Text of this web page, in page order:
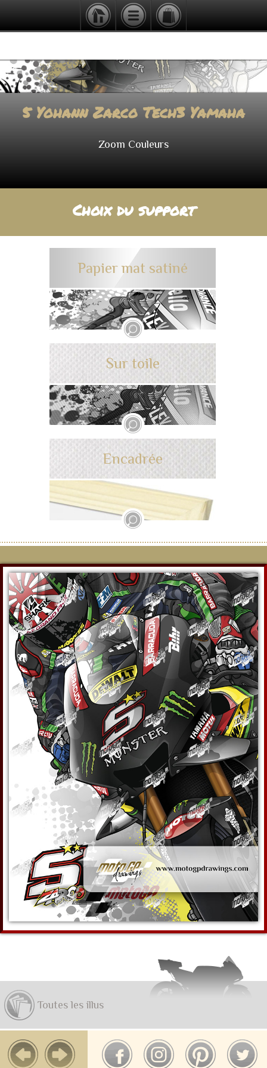
5 Yohann Zarco Tech3 Yamaha
Zoom Couleurs
Choix du support
Papier mat satiné
Sur toile
Encadrée
Toutes les illus